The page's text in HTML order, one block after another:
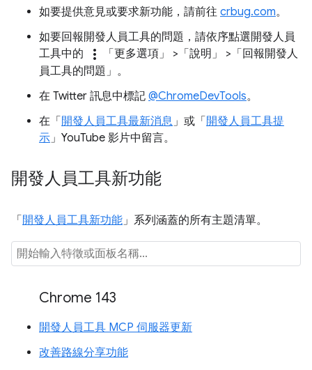
如要提供意見或要求新功能，請前往 crbug.com。
如要回報開發人員工具的問題，請依序點選開發人員
工具中的
more_vert 「更多選項」 >「說明」
>「回報開發人
員工具的問題」 。
在 Twitter 訊息中標記 @ChromeDevTools。
在「 開發人員工具最新消息」或「 開發人員工具提
示」YouTube 影片中留言。
開發人員工具新功能
「 開發人員工具新功能」系列涵蓋的所有主題清單。
Chrome 143
開發人員工具 MCP 伺服器更新
改善路線分享功能